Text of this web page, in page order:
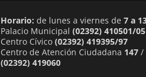
Horario: de lunes a viernes de 7 a
Palacio Municipal (02392) 410501/05
Centro Cívico (02392) 419395/97
Centro de Atención Ciudadana 147/
(02392) 419060